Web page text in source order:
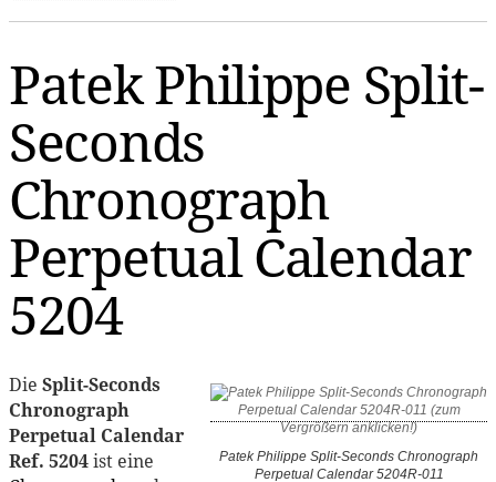
Patek Philippe Split-
Seconds
Chronograph
Perpetual Calendar
5204
Patek Philippe Split-Seconds Chronograph
Perpetual Calendar 5204R-011
Die Split-Seconds
Chronograph
Perpetual Calendar
Ref. 5204ist eine